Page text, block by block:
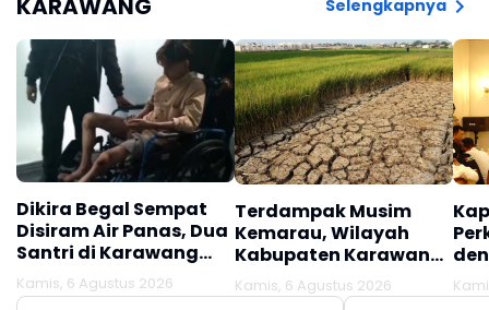
KARAWANG Selengkapnya
Dikira Begal Sempat
Disiram Air Panas, Dua
Santri di Karawang
Terluka Akibat Aksi
Oknum Linmas
Kamis, 6 Agustus 2026
Terdampak Musim
Kemarau, Wilayah
Kabupaten Karawang
Kekeringan Makin
Meluas
Kamis, 6 Agustus 2026